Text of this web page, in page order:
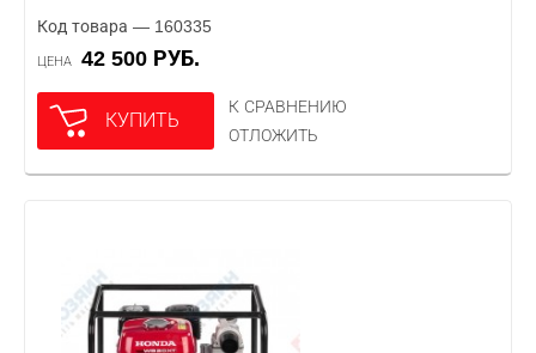
Код товара — 160335
ЦЕНА 42 500 РУБ.
КУПИТЬ
К СРАВНЕНИЮ
ОТЛОЖИТЬ